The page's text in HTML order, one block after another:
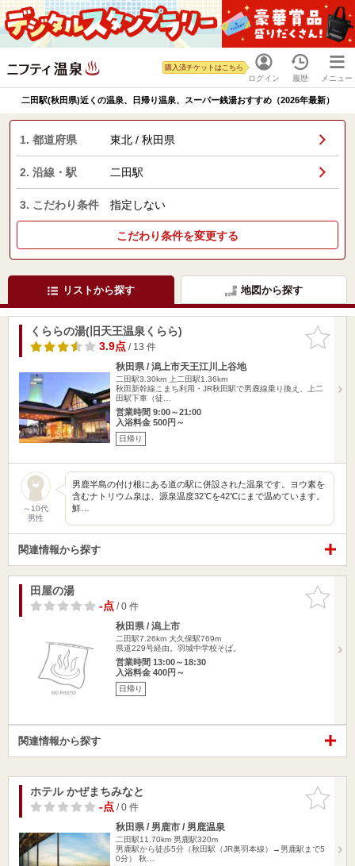
ログイン
購入済チケットはこちら
履歴 メニュー
二田駅(秋田県)近くの温泉、日帰り温泉、スーパー銭湯おすすめ（2026年最新）
1. 都道府県 東北 / 秋田県
2. 沿線・駅 二田駅
3. こだわり条件 指定しない
こだわり条件を変更する
リストから探す 地図から探す
お気に入
りに追加
くららの湯(旧天王温泉くらら)
3.9点/ 13 件
秋田県 / 潟上市天王江川上谷地
二田駅3.30km
上二田駅1.36km
秋田新幹線こまち利用・JR秋田駅で男鹿線乗り換え、上二
田駅下車（徒…
営業時間 9:00～21:00
入浴料金 500円～
日帰り
～10代
男性
男鹿半島の付け根にある道の駅に併設された温泉です。ヨウ素を
含むナトリウム泉は、源泉温度32℃を42℃にまで温めています。
鮮…
関連情報から探す
お気に入
りに追加
田屋の湯
-点/ 0 件
秋田県 / 潟上市
二田駅7.26km 大久保駅769m
県道229号経由。羽城中学校そば。
営業時間 13:00～18:30
入浴料金 400円～
日帰り
関連情報から探す
お気に入
りに追加
ホテル かぜまちみなと
-点/ 0 件
秋田県 / 男鹿市 / 男鹿温泉
二田駅11.70km 男鹿駅320m
男鹿駅から徒歩5分（秋田駅（JR奥羽本線）→男鹿駅まで5
0分） 秋…